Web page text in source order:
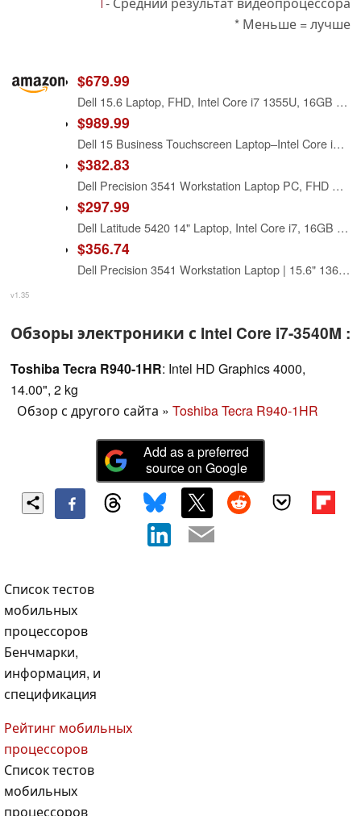
* Меньше = лучше
$679.99
Dell 15.6 Laptop, FHD, Intel Core i7 1355U, 16GB RAM, Windows 11 Home
$989.99
Dell 15 Business Touchscreen Laptop–Intel Core i7-1355U (10-Core), 32GB RAM, 1TB SSD Windows 11 Pro, Office 365 for the Web –15.6" FHD Touch, AI Copilot –2026 New Computer
$382.83
Dell Precision 3541 Workstation Laptop PC, FHD Non-Touch, Intel Core i7-9850H Processor, 16GB Ram, 512GB NVMe SSD Drive, HDMI, Web Camera, Thunderbolt, Windows 11 Pro, Black (Renewed)
$297.99
Dell Latitude 5420 14" Laptop, Intel Core i7, 16GB RAM, 256GB SSD, Win11 Pro (Renewed)
$356.74
Dell Precision 3541 Workstation Laptop | 15.6" 1366x768 HD | Core i7-9750H - 256GB SSD Hard Drive - 16GB RAM - Nvidia Quadro P620 2GB | 6 cores @ 4.5 GHz - 2GB GDDR5 Windows 11 Pro Silver (Renewed)
v1.35
Обзоры электроники с Intel Core i7-3540M :
Toshiba Tecra R940-1HR: Intel HD Graphics 4000,
14.00", 2 kg
Обзор с другого сайта » Toshiba Tecra R940-1HR
Add as a preferred
source on Google
Список тестов
мобильных
процессоров
Бенчмарки,
информация, и
спецификация
Рейтинг мобильных
процессоров
Список тестов
мобильных
процессоров